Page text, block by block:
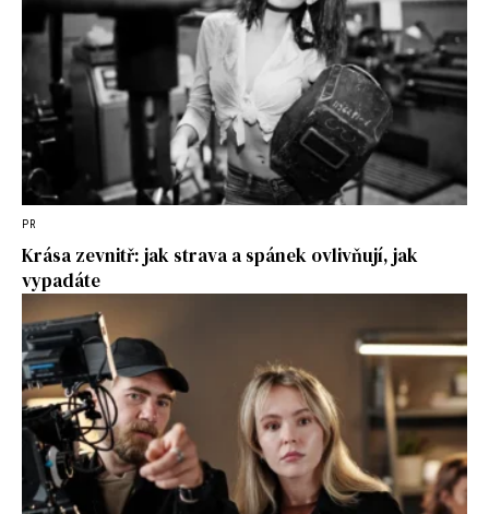
PR
Krása zevnitř: jak strava a spánek ovlivňují, jak
vypadáte